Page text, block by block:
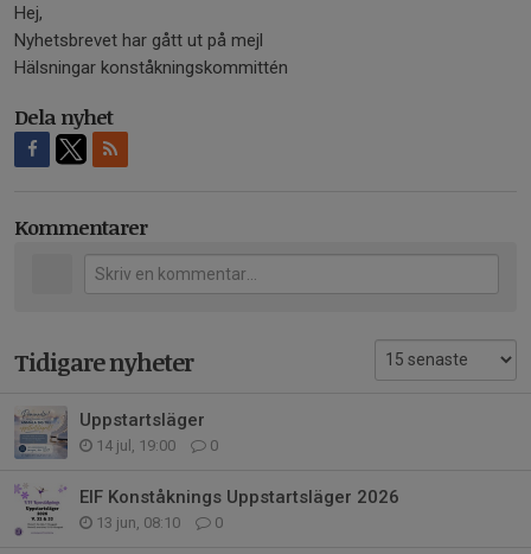
Hej,
Nyhetsbrevet har gått ut på mejl
Hälsningar konståkningskommittén
Dela nyhet
Kommentarer
Tidigare nyheter
Uppstartsläger
14 jul, 19:00 0
EIF Konståknings Uppstartsläger 2026
13 jun, 08:10 0